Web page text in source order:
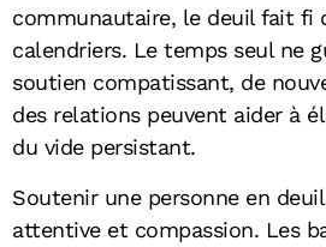
communautaire, le deuil fait fi
calendriers. Le temps seul ne
soutien compatissant, de
des relations peuvent aider à
du vide persistant.
Soutenir une personne en
attentive et compassion. Les